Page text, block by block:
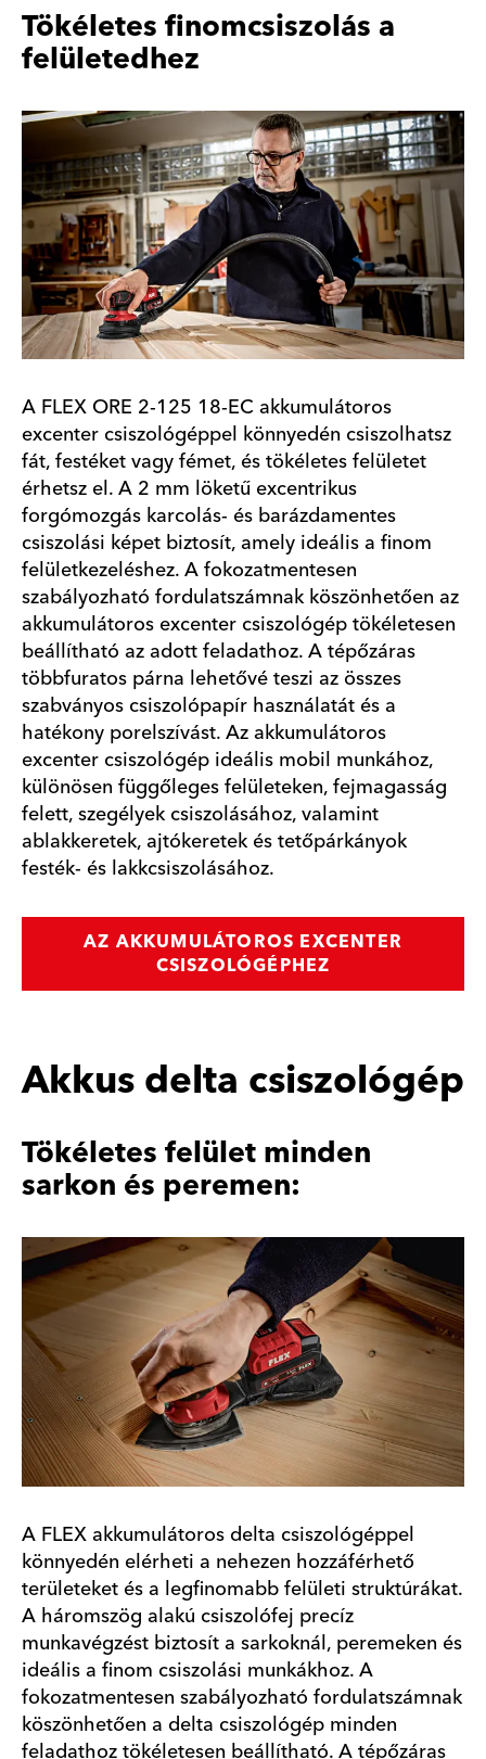
Tökéletes finomcsiszolás a
felületedhez
A FLEX ORE 2-125 18-EC akkumulátoros
excenter csiszológéppel könnyedén csiszolhatsz
fát, festéket vagy fémet, és tökéletes felületet
érhetsz el. A 2 mm löketű excentrikus
forgómozgás karcolás- és barázdamentes
csiszolási képet biztosít, amely ideális a finom
felületkezeléshez. A fokozatmentesen
szabályozható fordulatszámnak köszönhetően az
akkumulátoros excenter csiszológép tökéletesen
beállítható az adott feladathoz. A tépőzáras
többfuratos párna lehetővé teszi az összes
szabványos csiszolópapír használatát és a
hatékony porelszívást. Az akkumulátoros
excenter csiszológép ideális mobil munkához,
különösen függőleges felületeken, fejmagasság
felett, szegélyek csiszolásához, valamint
ablakkeretek, ajtókeretek és tetőpárkányok
festék- és lakkcsiszolásához.
AZ AKKUMULÁTOROS EXCENTER
CSISZOLÓGÉPHEZ
Akkus delta csiszológép
Tökéletes felület minden
sarkon és peremen:
A FLEX akkumulátoros delta csiszológéppel
könnyedén elérheti a nehezen hozzáférhető
területeket és a legfinomabb felületi struktúrákat.
A háromszög alakú csiszolófej precíz
munkavégzést biztosít a sarkoknál, peremeken és
ideális a finom csiszolási munkákhoz. A
fokozatmentesen szabályozható fordulatszámnak
köszönhetően a delta csiszológép minden
feladathoz tökéletesen beállítható. A tépőzáras